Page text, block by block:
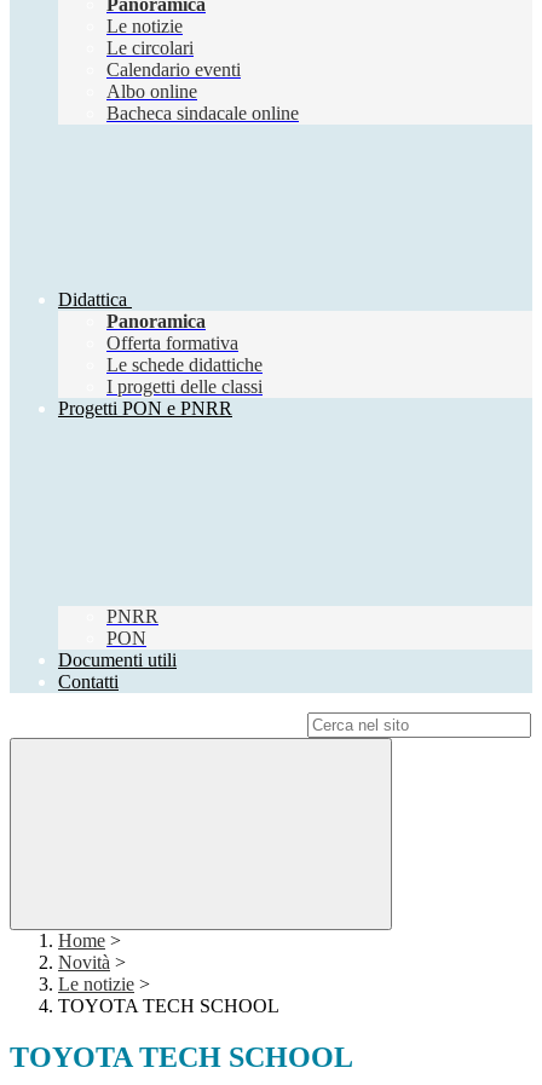
Panoramica
Le notizie
Le circolari
Calendario eventi
Albo online
Bacheca sindacale online
Didattica
Panoramica
Offerta formativa
Le schede didattiche
I progetti delle classi
Progetti PON e PNRR
PNRR
PON
Documenti utili
Contatti
Home >
Novità >
Le notizie >
TOYOTA TECH SCHOOL
TOYOTA TECH SCHOOL